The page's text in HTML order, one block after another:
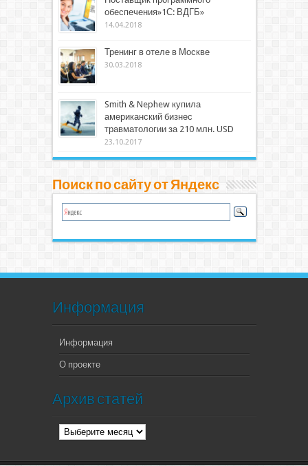
обеспечения»1С: ВДГБ»
14.04.2018
Тренинг в отеле в Москве
30.03.2018
Smith & Nephew купила
американский бизнес
травматологии за 210 млн. USD
23.10.2017
Поиск по сайту от Яндекс
Информация
Информация
О проекте
Архив статей
Архив
статей